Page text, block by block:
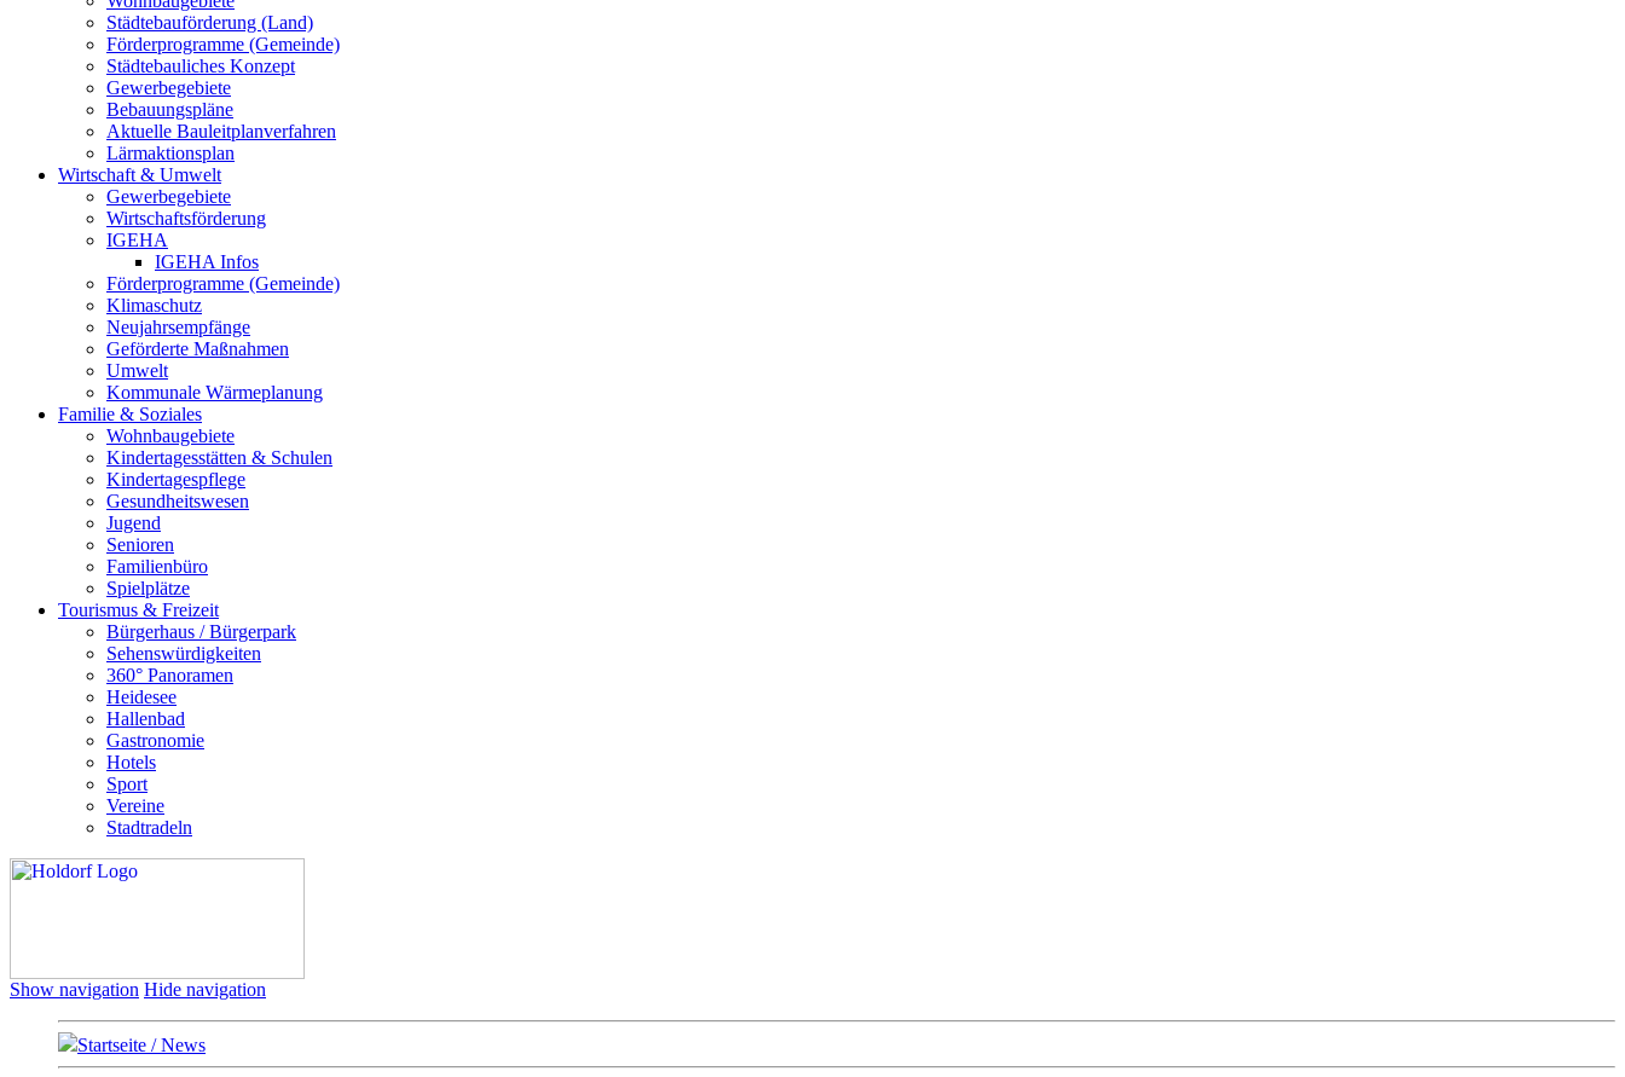
Städtebauförderung (Land)
Förderprogramme (Gemeinde)
Städtebauliches Konzept
Gewerbegebiete
Bebauungspläne
Aktuelle Bauleitplanverfahren
Lärmaktionsplan
Wirtschaft & Umwelt
Gewerbegebiete
Wirtschaftsförderung
IGEHA
IGEHA Infos
Förderprogramme (Gemeinde)
Klimaschutz
Neujahrsempfänge
Geförderte Maßnahmen
Umwelt
Kommunale Wärmeplanung
Familie & Soziales
Wohnbaugebiete
Kindertagesstätten & Schulen
Kindertagespflege
Gesundheitswesen
Jugend
Senioren
Familienbüro
Spielplätze
Tourismus & Freizeit
Bürgerhaus / Bürgerpark
Sehenswürdigkeiten
360° Panoramen
Heidesee
Hallenbad
Gastronomie
Hotels
Sport
Vereine
Stadtradeln
Show navigation Hide navigation
Startseite / News